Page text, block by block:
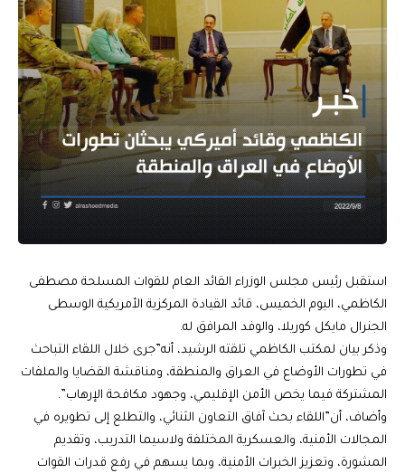
استقبل رئيس مجلس الوزراء القائد العام للقوات المسلحة مصطفى
الكاظمي، اليوم الخميس، قائد القيادة المركزية الأمريكية الوسطى
الجنرال مايكل كوريلا، والوفد المرافق له.
وذكر بيان لمكتب الكاظمي تلقته الرشيد، أنه”جرى خلال اللقاء التباحث
في تطورات الأوضاع في العراق والمنطقة، ومناقشة القضايا والملفات
المشتركة فيما يخص الأمن الإقليمي، وجهود مكافحة الإرهاب”.
وأضاف، أن”اللقاء بحث آفاق التعاون الثنائي، والتطلع إلى تطويره في
المجالات الأمنية، والعسكرية المختلفة ولاسيما التدريب، وتقديم
المشورة، وتعزيز الخبرات الأمنية، وبما يسهم في رفع قدرات القوات